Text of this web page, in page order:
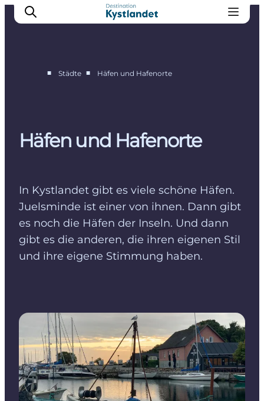
Unterkünfte
Camping
■ Städte ■ Häfen und Hafenorte
Häfen und Hafenorte
In Kystlandet gibt es viele schöne Häfen.
Juelsminde ist einer von ihnen. Dann gibt
es noch die Häfen der Inseln. Und dann
gibt es die anderen, die ihren eigenen Stil
und ihre eigene Stimmung haben.